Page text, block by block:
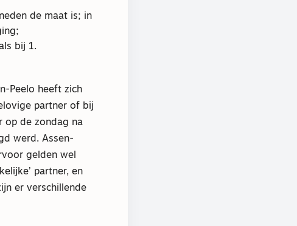
de maat is; in
bij 1.
Peelo heeft zich
partner of bij
op de zondag na
werd. Assen-
gelden wel
partner, en
er verschillende